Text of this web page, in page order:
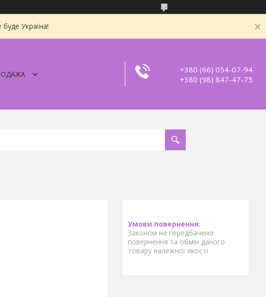
Україна!
+380 (66) 054-07-94
+380 (98) 847-47-75
Законом не передбачено
повернення та обмін даного
товару належної якості